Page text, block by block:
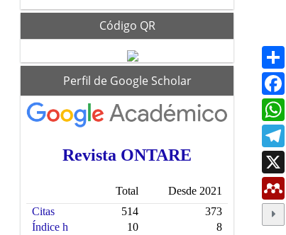
Código QR
scholarPerfil de Google Scholar